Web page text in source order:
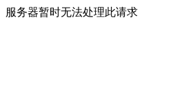
服务器暂时无法处理此请求